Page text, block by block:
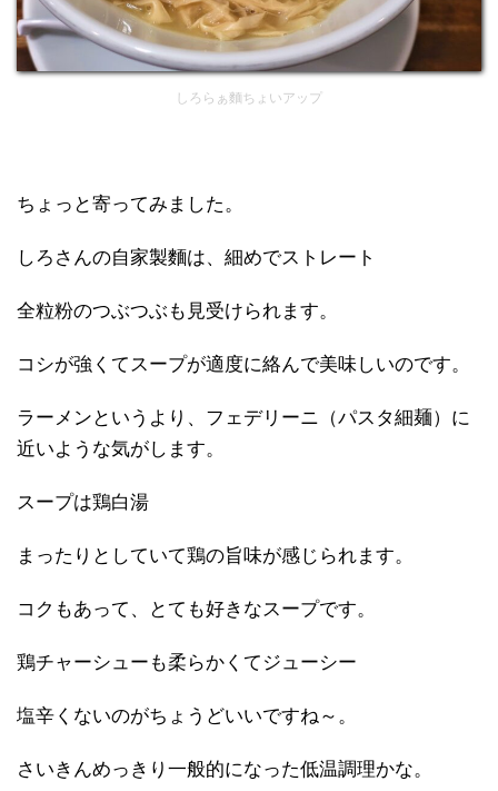
しろらぁ麵ちょいアップ
ちょっと寄ってみました。
しろさんの自家製麵は、細めでストレート
全粒粉のつぶつぶも見受けられます。
コシが強くてスープが適度に絡んで美味しいのです。
ラーメンというより、フェデリーニ（パスタ細麺）に
近いような気がします。
スープは鶏白湯
まったりとしていて鶏の旨味が感じられます。
コクもあって、とても好きなスープです。
鶏チャーシューも柔らかくてジューシー
塩辛くないのがちょうどいいですね～。
さいきんめっきり一般的になった低温調理かな。